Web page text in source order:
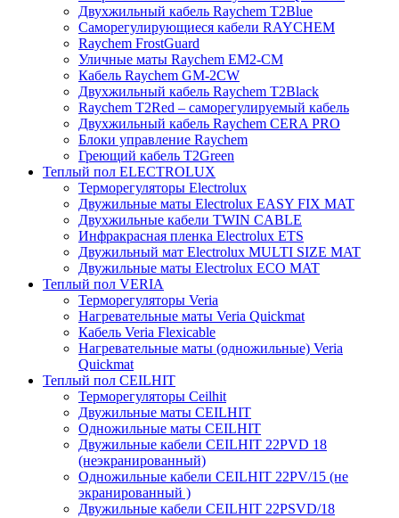
Двухжильный кабель Raychem T2Blue
Саморегулирующиеся кабели RAYCHEM
Raychem FrostGuard
Уличные маты Raychem EM2-CM
Кабель Raychem GM-2CW
Двухжильный кабель Raychem T2Black
Raychem T2Red – саморегулируемый кабель
Двухжильный кабель Raychem CERA PRO
Блоки управление Raychem
Греющий кабель T2Green
Теплый пол ELECTROLUX
Терморегуляторы Electrolux
Двужильные маты Electrolux EASY FIX MAT
Двухжильные кабели TWIN CABLE
Инфракрасная пленка Electrolux ETS
Двужильный мат Electrolux MULTI SIZE MAT
Двужильные маты Electrolux ECO MAT
Теплый пол VERIA
Терморегуляторы Veria
Нагревательные маты Veria Quickmat
Кабель Veria Flexicable
Нагревательные маты (одножильные) Veria
Quickmat
Теплый пол CEILHIT
Терморегуляторы Ceilhit
Двужильные маты CEILHIT
Одножильные маты CEILHIT
Двужильные кабели CEILHIT 22PVD 18
(неэкранированный)
Одножильные кабели CEILHIT 22PV/15 (не
экранированный )
Двужильные кабели CEILHIT 22PSVD/18